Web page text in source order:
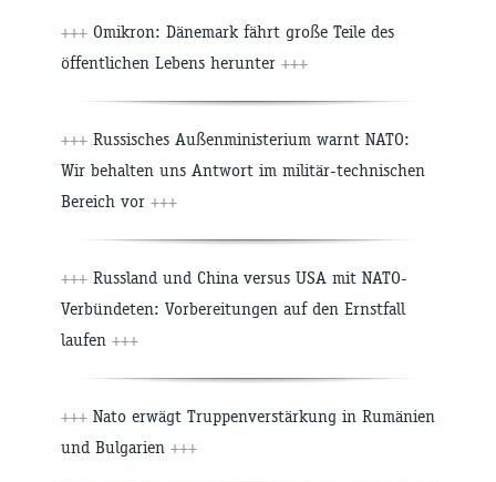
+++ Omikron: Dänemark fährt große Teile des
öffentlichen Lebens herunter +++
+++ Russisches Außenministerium warnt NATO:
Wir behalten uns Antwort im militär-technischen
Bereich vor +++
+++ Russland und China versus USA mit NATO-
Verbündeten: Vorbereitungen auf den Ernstfall
laufen +++
+++ Nato erwägt Truppenverstärkung in Rumänien
und Bulgarien +++